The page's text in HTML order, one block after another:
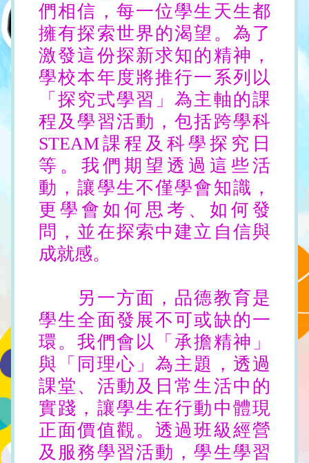
們相信，每一位學生天生都
擁有探索世界的渴望。為了
激發這份探新求知的精神，
學校本年度將推行一系列以
「探究式學習」為主軸的課
程及學習活動，包括跨學科
STEAM課程及科學探究日
等。我們期望透過這些活
動，讓學生不僅學會知識，
更學會如何思考、如何發
問，並在探索中建立自信與
成就感。
另一方面，品德教育是
學生全面發展不可或缺的一
環。我們會以「承擔精神」
與「同理心」為主題，透過
課堂、活動及日常生活中的
實踐，讓學生在行動中體現
正面價值觀。透過班級經營
及服務學習活動，學生學習